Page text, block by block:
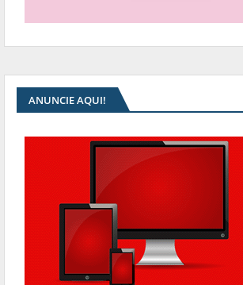
ANUNCIE AQUI!